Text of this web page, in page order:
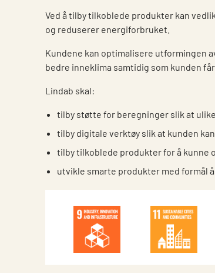
Ved å tilby tilkoblede produkter kan
og reduserer energiforbruket.
Kundene kan optimalisere utformingen
bedre inneklima samtidig som kunden
Lindab skal:
tilby støtte for beregninger slik at
tilby digitale verktøy slik at kunden
tilby tilkoblede produkter for å kunne
utvikle smarte produkter med formål